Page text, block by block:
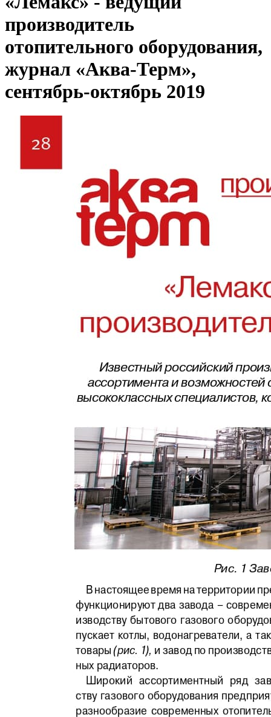
производитель
отопительного оборудования,
журнал «Аква-Терм»,
сентябрь-октябрь 2019